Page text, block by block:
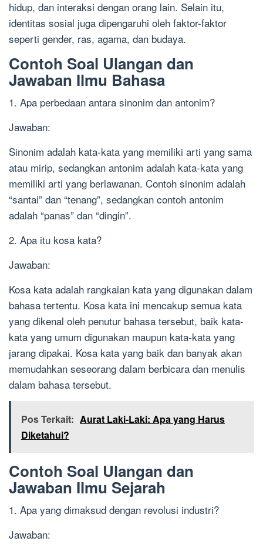
hidup, dan interaksi dengan orang lain. Selain itu,
identitas sosial juga dipengaruhi oleh faktor-faktor
seperti gender, ras, agama, dan budaya.
Contoh Soal Ulangan dan
Jawaban Ilmu Bahasa
1. Apa perbedaan antara sinonim dan antonim?
Jawaban:
Sinonim adalah kata-kata yang memiliki arti yang sama
atau mirip, sedangkan antonim adalah kata-kata yang
memiliki arti yang berlawanan. Contoh sinonim adalah
“santai” dan “tenang”, sedangkan contoh antonim
adalah “panas” dan “dingin”.
2. Apa itu kosa kata?
Jawaban:
Kosa kata adalah rangkaian kata yang digunakan dalam
bahasa tertentu. Kosa kata ini mencakup semua kata
yang dikenal oleh penutur bahasa tersebut, baik kata-
kata yang umum digunakan maupun kata-kata yang
jarang dipakai. Kosa kata yang baik dan banyak akan
memudahkan seseorang dalam berbicara dan menulis
dalam bahasa tersebut.
Pos Terkait: Aurat Laki-Laki: Apa yang Harus
Diketahui?
Contoh Soal Ulangan dan
Jawaban Ilmu Sejarah
1. Apa yang dimaksud dengan revolusi industri?
Jawaban: